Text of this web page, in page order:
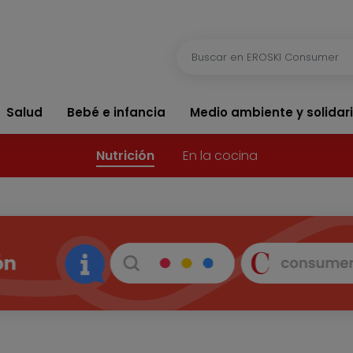
Salud Bebé e infancia Medio ambiente y
Nutrición En la cocina